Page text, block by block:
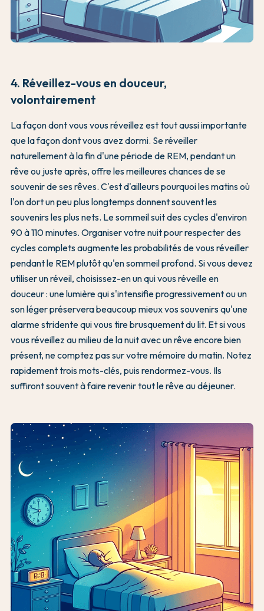
4. Réveillez-vous en douceur,
volontairement
La façon dont vous vous réveillez est tout aussi importante
que la façon dont vous avez dormi. Se réveiller
naturellement à la fin d'une période de REM, pendant un
rêve ou juste après, offre les meilleures chances de se
souvenir de ses rêves. C'est d'ailleurs pourquoi les matins où
l'on dort un peu plus longtemps donnent souvent les
souvenirs les plus nets. Le sommeil suit des cycles d'environ
90 à 110 minutes. Organiser votre nuit pour respecter des
cycles complets augmente les probabilités de vous réveiller
pendant le REM plutôt qu'en sommeil profond. Si vous devez
utiliser un réveil, choisissez-en un qui vous réveille en
douceur : une lumière qui s'intensifie progressivement ou un
son léger préservera beaucoup mieux vos souvenirs qu'une
alarme stridente qui vous tire brusquement du lit. Et si vous
vous réveillez au milieu de la nuit avec un rêve encore bien
présent, ne comptez pas sur votre mémoire du matin. Notez
rapidement trois mots-clés, puis rendormez-vous. Ils
suffiront souvent à faire revenir tout le rêve au déjeuner.